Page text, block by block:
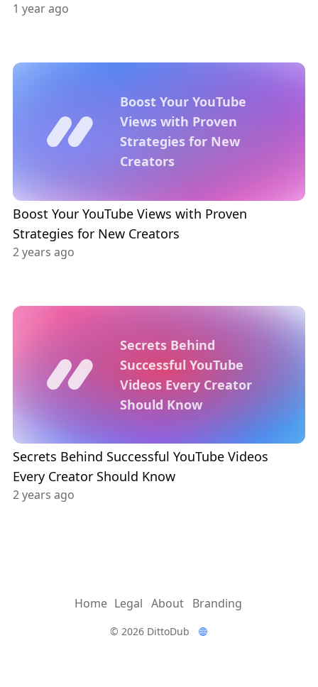
1 year ago
Boost Your YouTube
Views with Proven
Strategies for New
Creators
Boost Your YouTube Views with Proven
Strategies for New Creators
2 years ago
Secrets Behind
Successful YouTube
Videos Every Creator
Should Know
Secrets Behind Successful YouTube Videos
Every Creator Should Know
2 years ago
Home Legal About Branding
© 2026 DittoDub